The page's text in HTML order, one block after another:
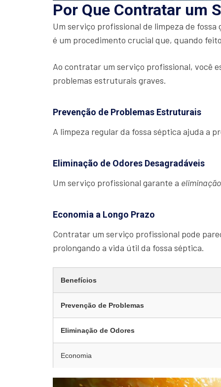
Por Que Contratar um
Um serviço profissional de limpeza de fossa
é um procedimento crucial que, quando
Ao contratar um serviço profissional, você
problemas estruturais graves.
Prevenção de Problemas Estruturais
A limpeza regular da fossa séptica ajuda a
Eliminação de Odores Desagradáveis
Um serviço profissional garante a
Economia a Longo Prazo
Contratar um serviço profissional pode
prolongando a vida útil da fossa séptica.
Benefícios
Prevenção de Problemas
Eliminação de Odores
Economia